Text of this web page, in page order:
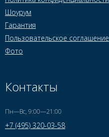
Шоурум
Гарантия
Пользовательское соглашение
Фото
Контакты
Пн—Вс, 9:00—21:00
+7 (495) 320-03-58